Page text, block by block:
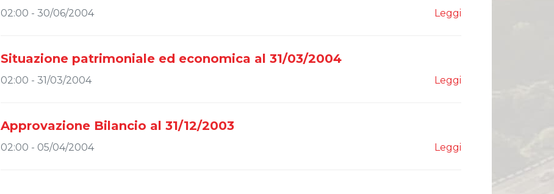
02:00 - 30/06/2004 Leggi
Situazione patrimoniale ed economica al 31/03/2004
02:00 - 31/03/2004 Leggi
Approvazione Bilancio al 31/12/2003
02:00 - 05/04/2004 Leggi